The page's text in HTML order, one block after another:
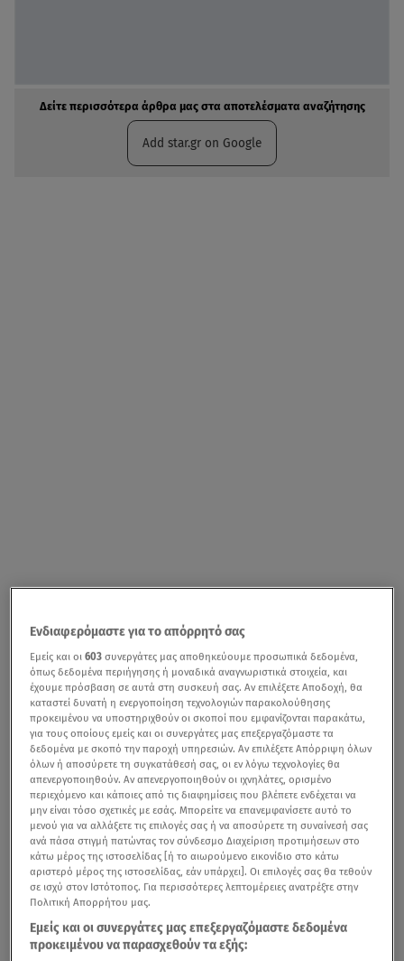
Δείτε περισσότερα άρθρα μας στα αποτελέσματα αναζήτησης
Add star.gr on Google
Ενδιαφερόμαστε για το απόρρητό σας
Εμείς και οι603 συνεργάτες μας αποθηκεύουμε προσωπικά δεδομένα,
όπως δεδομένα περιήγησης ή μοναδικά αναγνωριστικά στοιχεία, και
έχουμε πρόσβαση σε αυτά στη συσκευή σας. Αν επιλέξετε Αποδοχή, θα
καταστεί δυνατή η ενεργοποίηση τεχνολογιών παρακολούθησης
προκειμένου να υποστηριχθούν οι σκοποί που εμφανίζονται παρακάτω,
για τους οποίους εμείς και οι συνεργάτες μας επεξεργαζόμαστε τα
δεδομένα με σκοπό την παροχή υπηρεσιών. Αν επιλέξετε Απόρριψη όλων
όλων ή αποσύρετε τη συγκατάθεσή σας, οι εν λόγω τεχνολογίες θα
απενεργοποιηθούν. Αν απενεργοποιηθούν οι ιχνηλάτες, ορισμένο
περιεχόμενο και κάποιες από τις διαφημίσεις που βλέπετε ενδέχεται να
μην είναι τόσο σχετικές με εσάς. Μπορείτε να επανεμφανίσετε αυτό το
μενού για να αλλάξετε τις επιλογές σας ή να αποσύρετε τη συναίνεσή σας
ανά πάσα στιγμή πατώντας τον σύνδεσμο Διαχείριση προτιμήσεων στο
κάτω μέρος της ιστοσελίδας [ή το αιωρούμενο εικονίδιο στο κάτω
αριστερό μέρος της ιστοσελίδας, εάν υπάρχει]. Οι επιλογές σας θα τεθούν
σε ισχύ στον Ιστότοπος. Για περισσότερες λεπτομέρειες ανατρέξτε στην
Πολιτική Απορρήτου μας.
Εμείς και οι συνεργάτες μας επεξεργαζόμαστε δεδομένα
προκειμένου να παρασχεθούν τα εξής: